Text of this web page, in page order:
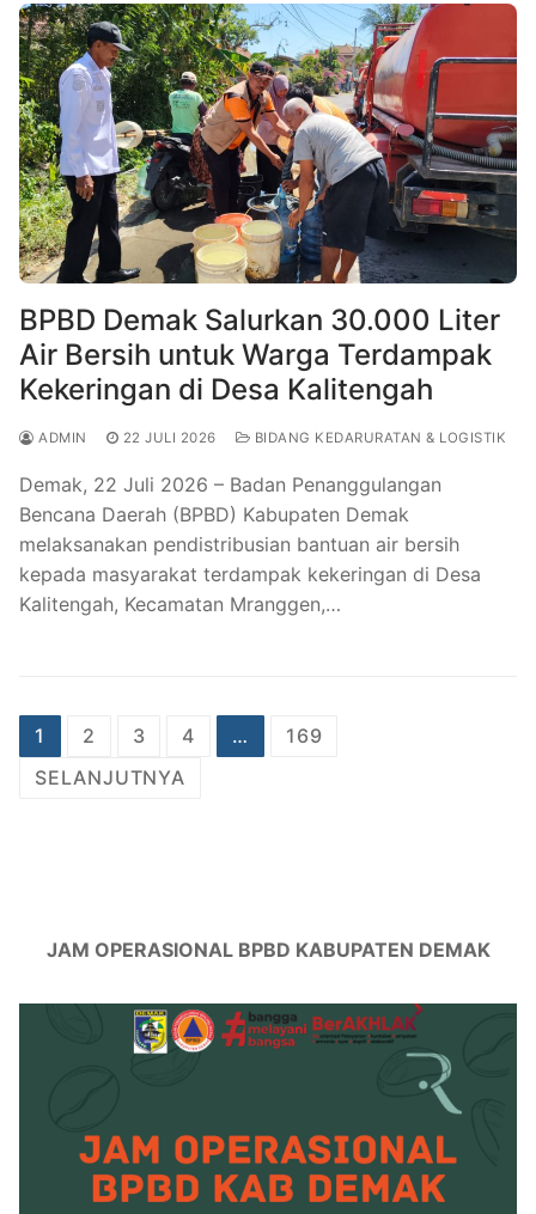
BPBD Demak Salurkan 30.000 Liter
Air Bersih untuk Warga Terdampak
Kekeringan di Desa Kalitengah
ADMIN 22 JULI 2026 BIDANG KEDARURATAN & LOGISTIK
Demak, 22 Juli 2026 – Badan Penanggulangan
Bencana Daerah (BPBD) Kabupaten Demak
melaksanakan pendistribusian bantuan air bersih
kepada masyarakat terdampak kekeringan di Desa
Kalitengah, Kecamatan Mranggen,…
Paginasi
pos
1 2 3 4 …
169
SELANJUTNYA
JAM OPERASIONAL BPBD KABUPATEN DEMAK